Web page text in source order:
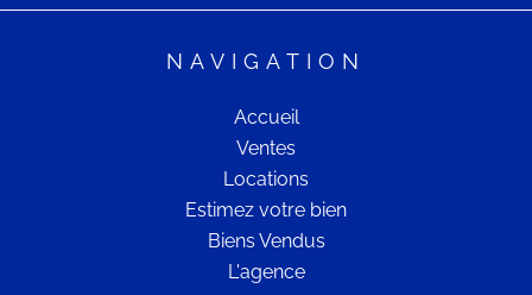
NAVIGATION
Accueil
Ventes
Locations
Estimez votre bien
Biens Vendus
L'agence